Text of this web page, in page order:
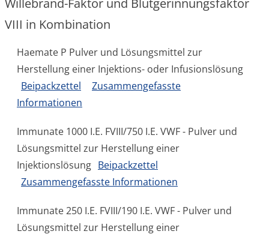
Willebrand-Faktor und Blutgerinnungsfaktor
VIII in Kombination
Haemate P Pulver und Lösungsmittel zur
Herstellung einer Injektions- oder Infusionslösung
Beipackzettel
Zusammengefasste
Informationen
Immunate 1000 I.E. FVIII/750 I.E. VWF - Pulver und
Lösungsmittel zur Herstellung einer
Injektionslösung Beipackzettel
Zusammengefasste Informationen
Immunate 250 I.E. FVIII/190 I.E. VWF - Pulver und
Lösungsmittel zur Herstellung einer